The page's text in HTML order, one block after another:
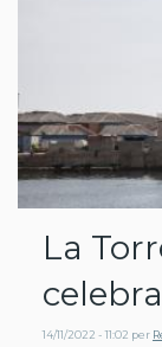
La
14/11/2022 - 11:02 per